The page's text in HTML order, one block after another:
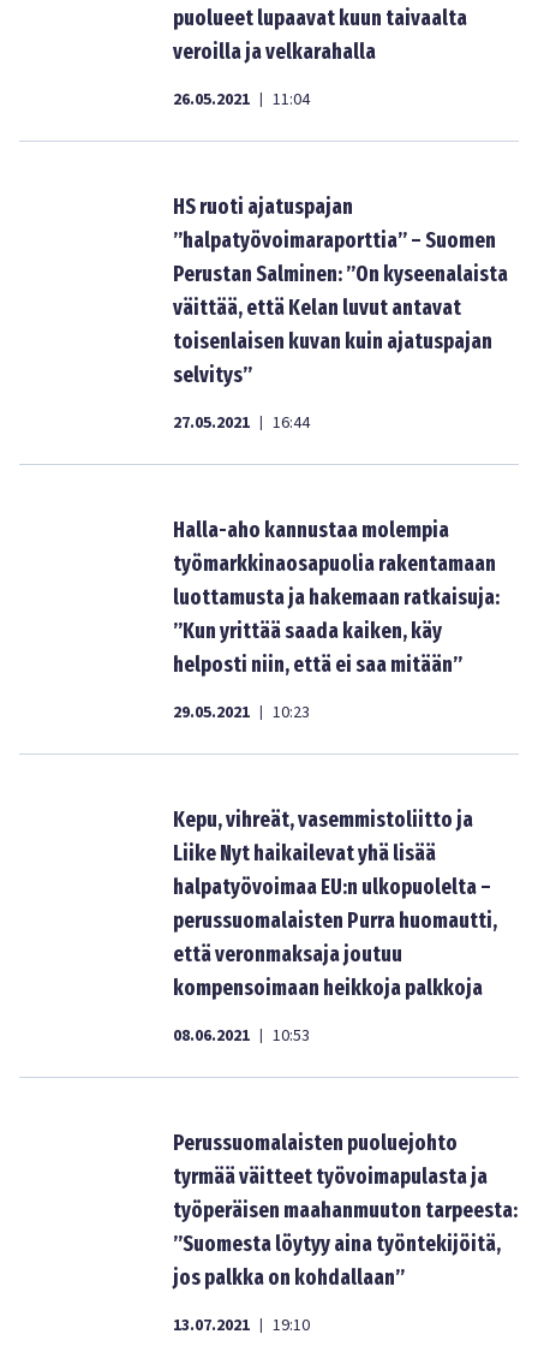
puolueet lupaavat kuun taivaalta
veroilla ja velkarahalla
26.05.2021 | 11:04
HS ruoti ajatuspajan
”halpatyövoimaraporttia” – Suomen
Perustan Salminen: ”On kyseenalaista
väittää, että Kelan luvut antavat
toisenlaisen kuvan kuin ajatuspajan
selvitys”
27.05.2021 | 16:44
Halla-aho kannustaa molempia
työmarkkinaosapuolia rakentamaan
luottamusta ja hakemaan ratkaisuja:
”Kun yrittää saada kaiken, käy
helposti niin, että ei saa mitään”
29.05.2021 | 10:23
Kepu, vihreät, vasemmistoliitto ja
Liike Nyt haikailevat yhä lisää
halpatyövoimaa EU:n ulkopuolelta –
perussuomalaisten Purra huomautti,
että veronmaksaja joutuu
kompensoimaan heikkoja palkkoja
08.06.2021 | 10:53
Perussuomalaisten puoluejohto
tyrmää väitteet työvoimapulasta ja
työperäisen maahanmuuton tarpeesta:
”Suomesta löytyy aina työntekijöitä,
jos palkka on kohdallaan”
13.07.2021 | 19:10